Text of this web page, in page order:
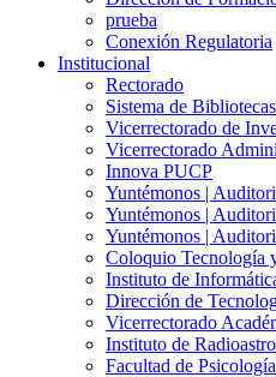
prueba
Conexión Regulatoria
Institucional
Rectorado
Sistema de Bibliotecas
Vicerrectorado de
Vicerrectorado
Innova PUCP
Yuntémonos |
Yuntémonos |
Yuntémonos |
Coloquio Tecnología
Instituto de
Dirección de
Vicerrectorado
Instituto de
Facultad de Psicología